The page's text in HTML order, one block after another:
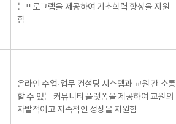
는프로그램을 제공하여 기초학력 향상을 지원
함
온라인 수업·업무 컨설팅 시스템과 교원 간 소통
할 수 있는 커뮤니티 플랫폼을 제공하여 교원의
자발적이고 지속적인 성장을 지원함